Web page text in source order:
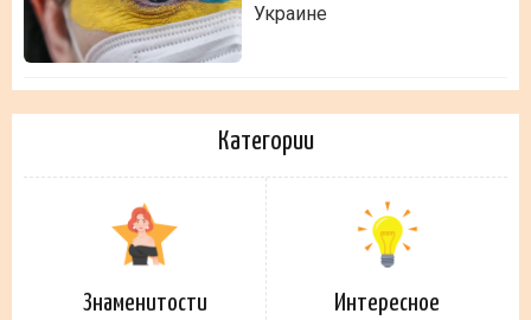
Украине
Категории
Знаменитости Интересное